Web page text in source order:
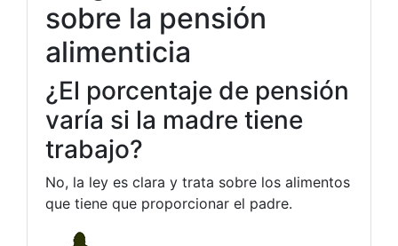
sobre la pensión
alimenticia
¿El porcentaje de pensión
varía si la madre tiene
trabajo?
No, la ley es clara y trata sobre los alimentos
que tiene que proporcionar el padre.